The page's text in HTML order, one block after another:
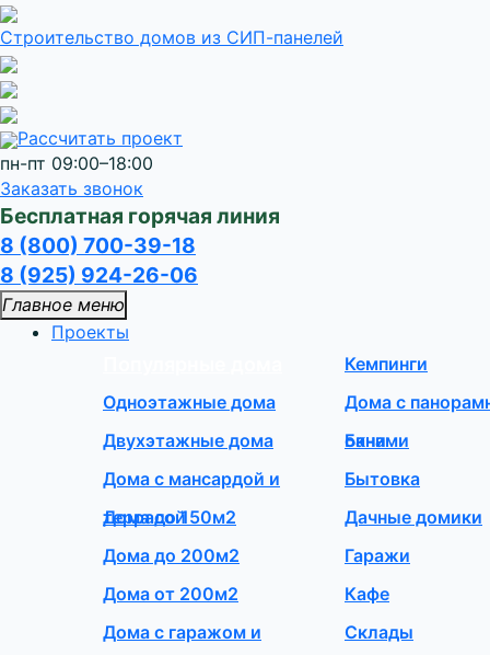
Строительство домов из СИП-панелей
Рассчитать проект
пн-пт 09:00–18:00
Заказать звонок
Бесплатная горячая линия
8 (800) 700-39-18
8 (925) 924-26-06
Главное меню
Проекты
Одноэтажные дома
Двухэтажные дома
Дома с мансардой и
террасой
Дома до 150м2
Дома до 200м2
Дома от 200м2
Дома с гаражом и
Кемпинги
Дома с
окнами
Бани
Бытовка
Дачные домики
Гаражи
Кафе
Склады